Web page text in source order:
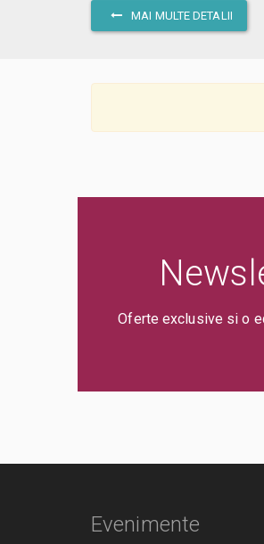
MAI MULTE DETALII
Oferte exclusive si o
Evenimente